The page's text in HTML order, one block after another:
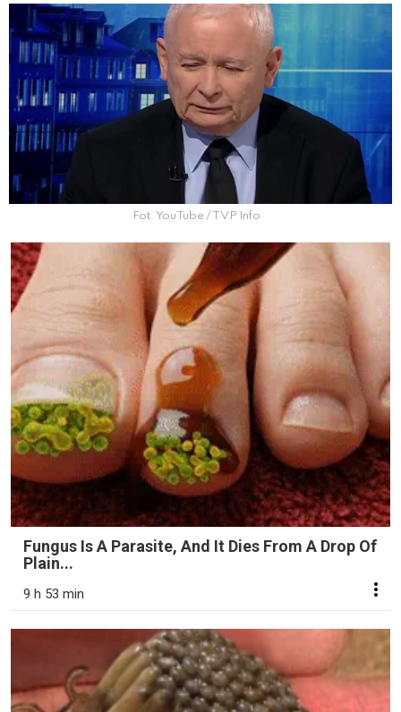
Fot. YouTube / TVP Info
Fungus Is A Parasite, And It Dies From A Drop Of
Plain...
9 h 53 min